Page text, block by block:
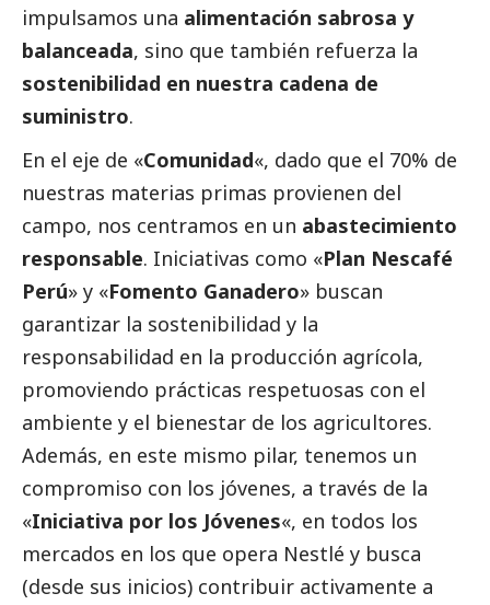
impulsamos una alimentación sabrosa y
balanceada, sino que también refuerza la
sostenibilidad en nuestra cadena de
suministro.
En el eje de «Comunidad«, dado que el 70% de
nuestras materias primas provienen del
campo, nos centramos en un abastecimiento
responsable. Iniciativas como «Plan Nescafé
Perú» y «Fomento Ganadero» buscan
garantizar la sostenibilidad y la
responsabilidad en la producción agrícola,
promoviendo prácticas respetuosas con el
ambiente y el bienestar de los agricultores.
Además, en este mismo pilar, tenemos un
compromiso con los jóvenes, a través de la
«Iniciativa por los Jóvenes«, en todos los
mercados en los que opera Nestlé y busca
(desde sus inicios) contribuir activamente a